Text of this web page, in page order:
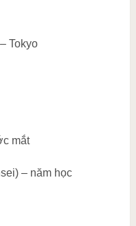
Tokyo
mắt
– năm học